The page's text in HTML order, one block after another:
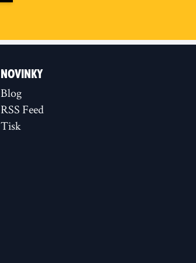
NOVINKY
Blog
RSS Feed
Tisk